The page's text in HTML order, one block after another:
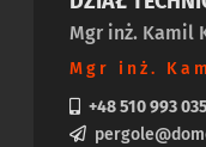
Mgr inż. Kamil
Mgr inż.
+48 510 993 035